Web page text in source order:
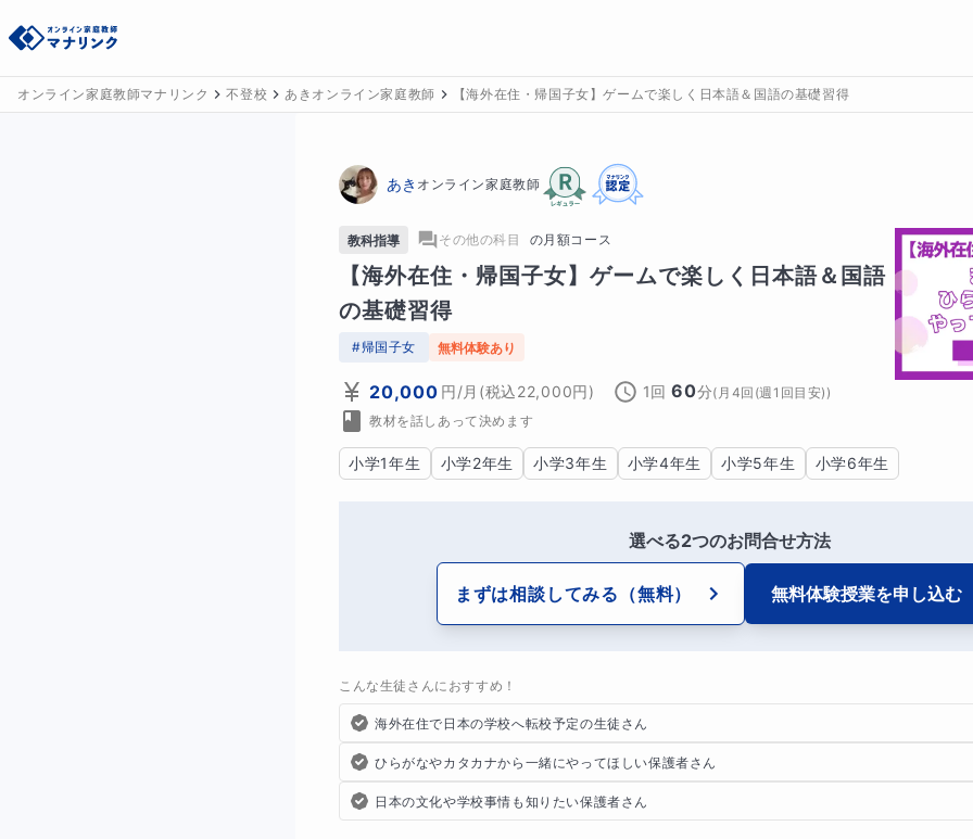
オンライン家庭教師マナリンク 不登校 あきオンライン家庭教師 【海外在住・帰国子女】ゲームで楽しく日本語＆国語の基礎習得
あき オンライン家庭教師
教科指導 その他の科目 の月額コース
【海外在住・帰国子女】ゲームで楽しく日本語＆国語
の基礎習得
#帰国子女 無料体験あり
20,000 円/月 (税込22,000円) 1回 60分( 月4回(週1回目安) )
教材を話しあって決めます
小学1年生 小学2年生 小学3年生 小学4年生 小学5年生 小学6年生
選べる2つのお問合せ方法
まずは相談してみる （無料） 無料体験授業を申し込む
こんな生徒さんにおすすめ！
海外在住で日本の学校へ転校予定の生徒さん
ひらがなやカタカナから一緒にやってほしい保護者さん
日本の文化や学校事情も知りたい保護者さん